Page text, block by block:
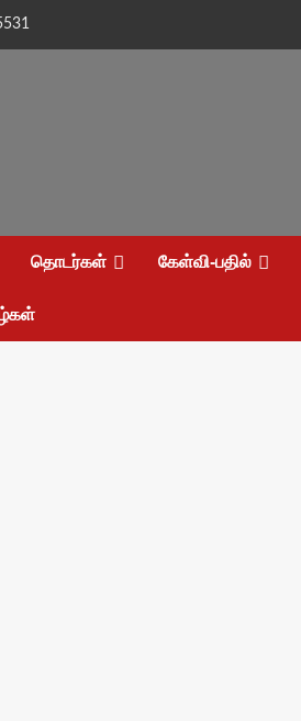
தொடர்கள் கேள்வி-பதில்